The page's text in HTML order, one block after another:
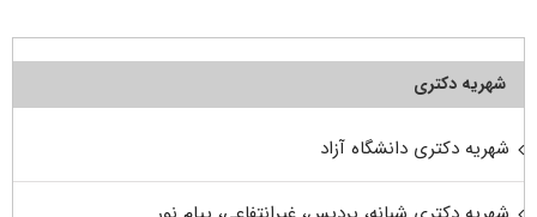
شهریه دکتری
شهریه دکتری دانشگاه آزاد